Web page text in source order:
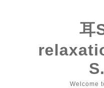
耳
Welcome